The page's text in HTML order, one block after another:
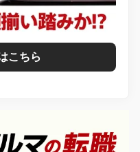
こちら